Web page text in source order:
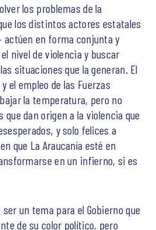
los problemas de la
los distintos actores estatales
actúen en forma conjunta y
nivel de violencia y buscar
situaciones que la generan. El
el empleo de las Fuerzas
la temperatura, pero no
que dan origen a la violencia que
y solo felices a
que La Araucanía esté en
en un infierno, si es
ser un tema para el Gobierno que
de su color político, pero